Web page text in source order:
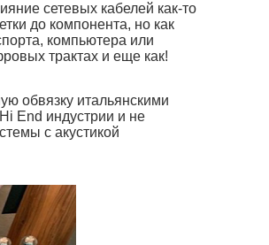
сетевых кабелей как-то
до компонента, но как
компьютера или
трактах и еще как!
обвязку итальянскими
End индустрии и не
с акустикой